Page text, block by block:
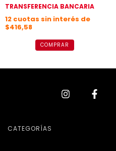
TRANSFERENCIA BANCARIA
12 cuotas sin interés de
$416,58
COMPRAR
CATEGORÍAS